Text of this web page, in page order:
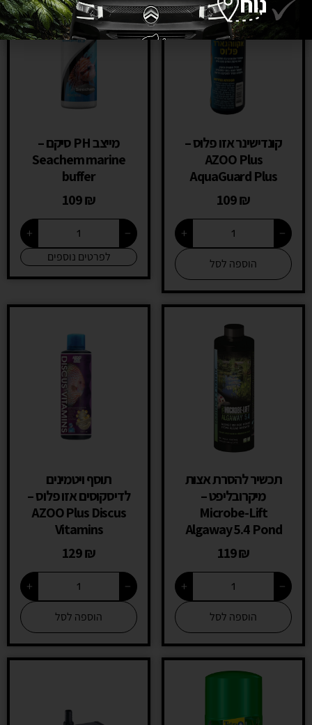
קונדישינר אזו פלוס –
AZOO Plus
AquaGuard Plus
109₪
−
+
הוספה לסל
מייצב PH סיקם –
Seachem marine
buffer
109₪
−
+
לפרטים נוספים
תכשיר להסרת אצות
מיקרובליפט –
Microbe-Lift
Algaway 5.4 Pond
119₪
−
+
הוספה לסל
תוסף ויטמינים
לדיסקוסים אזו פלוס –
AZOO Plus Discus
Vitamins
129₪
−
+
הוספה לסל